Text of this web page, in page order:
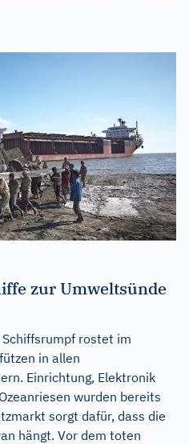
zur Umweltsünde
rostet im
in allen
Einrichtung, Elektronik
wurden bereits
sorgt dafür, dass die
hängt. Vor dem toten